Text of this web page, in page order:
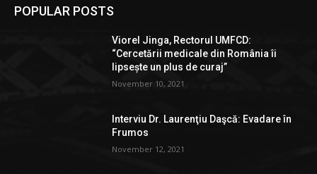
POPULAR POSTS
Viorel Jinga, Rectorul UMFCD:
“Cercetării medicale din România îi
lipsește un plus de curaj”
November 10, 2021
Interviu Dr. Laurenţiu Daşcă: Evadare în
Frumos
November 12, 2021